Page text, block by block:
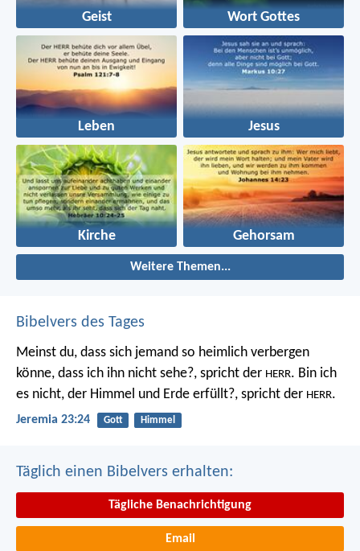
Geist Wort Gottes
Leben Jesus
Kirche Gehorsam
Weitere Themen...
Bibelvers des Tages
Meinst du, dass sich jemand so heimlich verbergen
könne, dass ich ihn nicht sehe?, spricht der HERR. Bin ich
es nicht, der Himmel und Erde erfüllt?, spricht der HERR.
Jeremia 23:24 Gott Himmel
Täglich einen Bibelvers erhalten:
Tägliche Benachrichtigung
Email